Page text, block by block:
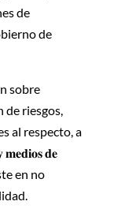
de
de
sobre
de riesgos,
al respecto, a
𝐦𝐞𝐝𝐢𝐨𝐬 𝐝𝐞
en no